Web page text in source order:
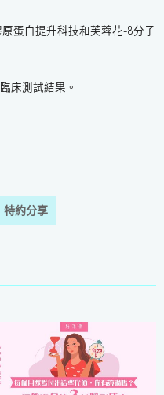
蛋白提升科技和芙蓉花-8分子
床測試結果。
特約分享